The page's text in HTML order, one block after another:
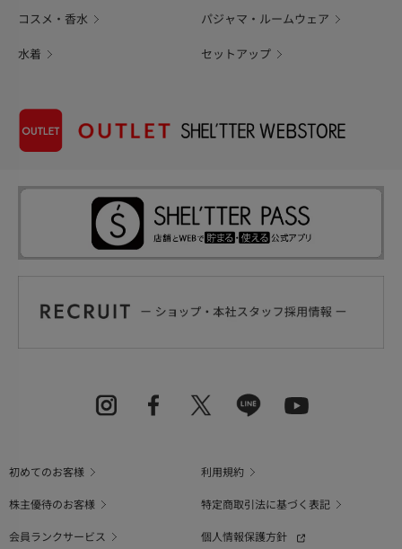
コスメ・香水 パジャマ・ルームウェア
水着 セットアップ
初めてのお客様
利用規約
株主優待のお客様
特定商取引法に基づく表記
会員ランクサービス
個人情報保護方針